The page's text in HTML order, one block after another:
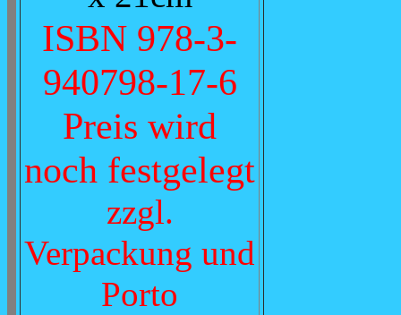
ISBN 978-3-
940798-17-6
Preis wird
noch festgelegt
zzgl.
Verpackung und
Porto